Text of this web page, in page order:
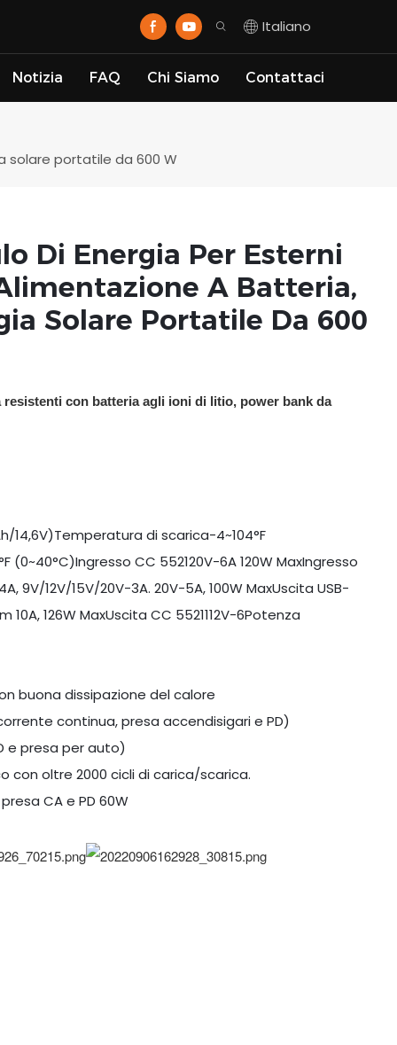
Italiano
Notizia FAQ Chi Siamo Contattaci
solare portatile da 600 W
Di Energia Per Esterni
A Batteria,
Solare Portatile Da 600
con batteria agli ioni di litio, power bank da
14,6V)Temperatura di scarica-4~104°F
CC 552120V-6A 120W MaxIngresso
9V/12V/15V/20V-3A. 20V-5A, 100W MaxUscita USB-
10A, 126W MaxUscita CC 5521112V-6Potenza
buona dissipazione del calore
continua, presa accendisigari e PD)
e presa per auto)
con oltre 2000 cicli di carica/scarica.
CA e PD 60W